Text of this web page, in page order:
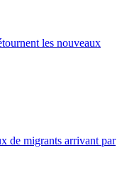
les nouveaux
de migrants arrivant par